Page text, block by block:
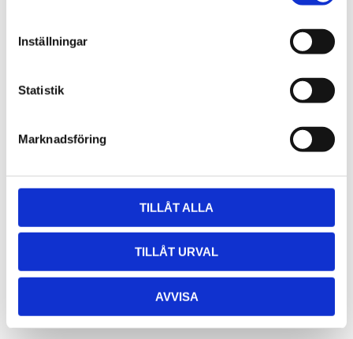
Inställningar
Statistik
Marknadsföring
TILLÅT ALLA
TILLÅT URVAL
AVVISA